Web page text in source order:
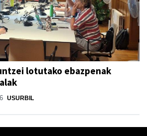
lotutako ebazpenak
USURBIL